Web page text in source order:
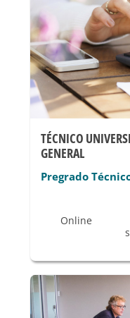
TÉCNICO
GENERAL
Pregrado
Online